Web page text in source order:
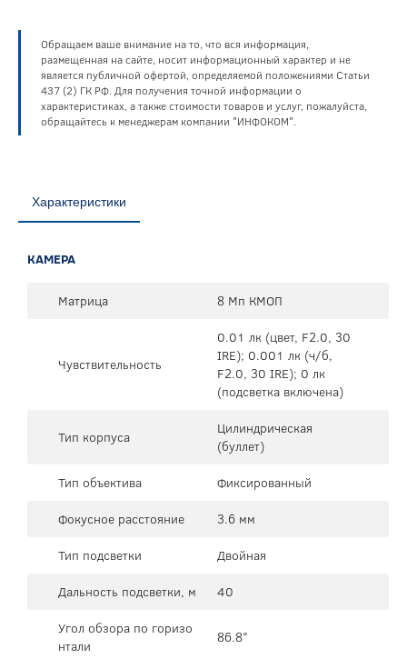
Обращаем ваше внимание на то, что вся информация,
размещенная на сайте, носит информационный характер и не
является публичной офертой, определяемой положениями Статьи
437 (2) ГК РФ. Для получения точной информации о
характеристиках, а также стоимости товаров и услуг, пожалуйста,
обращайтесь к менеджерам компании "ИНФОКОМ".
Характеристики
КАМЕРА
Матрица 8 Мп КМОП
Чувствительность
0.01 лк (цвет, F2.0, 30
IRE); 0.001 лк (ч/б,
F2.0, 30 IRE); 0 лк
(подсветка включена)
Тип корпуса
Цилиндрическая
(буллет)
Тип объектива
Фиксированный
Фокусное расстояние
3.6 мм
Тип подсветки
Двойная
Дальность подсветки, м
40
Угол обзора по горизо
нтали
86.8°